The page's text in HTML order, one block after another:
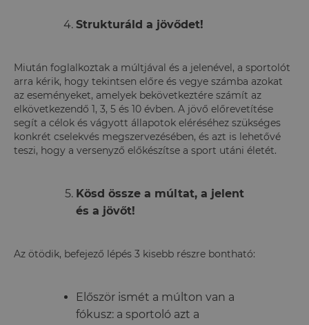
Strukturáld a jövődet!
Miután foglalkoztak a múltjával és a jelenével, a sportolót
arra kérik, hogy tekintsen előre és vegye számba azokat
az eseményeket, amelyek bekövetkeztére számít az
elkövetkezendő 1, 3, 5 és 10 évben. A jövő előrevetítése
segít a célok és vágyott állapotok eléréséhez szükséges
konkrét cselekvés megszervezésében, és azt is lehetővé
teszi, hogy a versenyző előkészítse a sport utáni életét.
Kösd össze a múltat, a jelent
és a jövőt!
Az ötödik, befejező lépés 3 kisebb részre bontható:
Először ismét a múlton van a
fókusz: a sportoló azt a